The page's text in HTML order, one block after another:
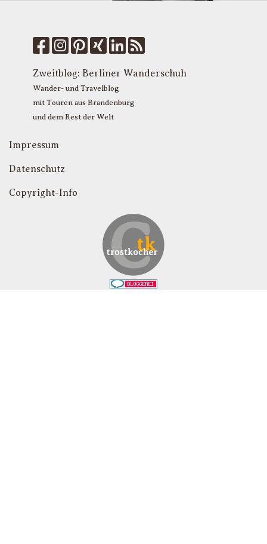
Zweitblog: Berliner Wanderschuh
Wander- und Travelblog
mit Touren aus Brandenburg
und dem Rest der Welt
Impressum
Datenschutz
Copyright-Info